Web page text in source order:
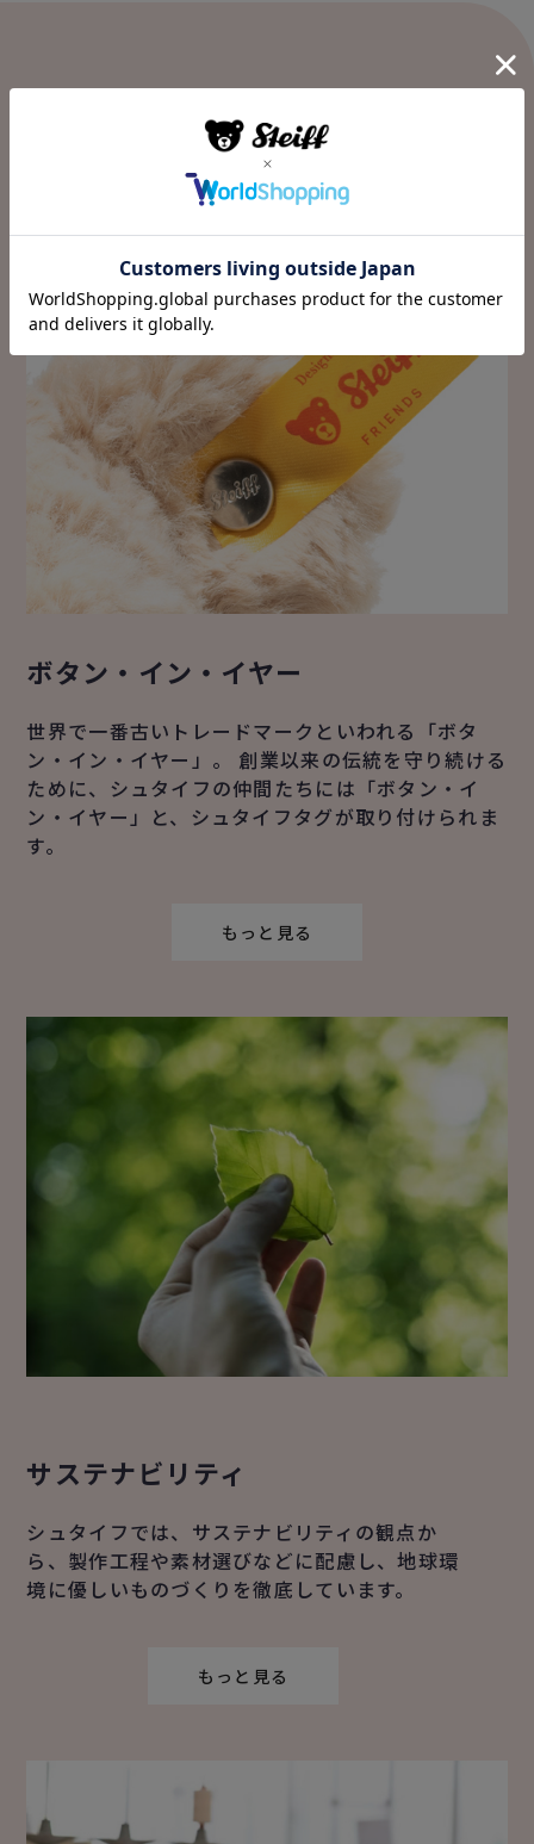
Value
私たちのこだわり
ボタン・イン・イヤー
世界で一番古いトレードマークといわれる「ボタ
ン・イン・イヤー」。 創業以来の伝統を守り続ける
ために、シュタイフの仲間たちには「ボタン・イ
ン・イヤー」と、シュタイフタグが取り付けられま
す。
もっと見る
サステナビリティ
シュタイフでは、サステナビリティの観点か
ら、製作工程や素材選びなどに配慮し、地球環
境に優しいものづくりを徹底しています。
もっと見る